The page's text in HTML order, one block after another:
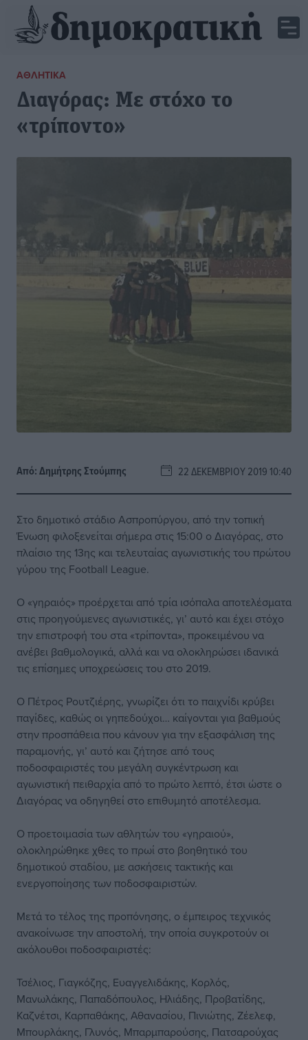
ΑΘΛΗΤΙΚΆ
Διαγόρας: Με στόχο το
«τρίποντο»
Από:Δημήτρης Στούμπης 22 ΔΕΚΕΜΒΡΊΟΥ 2019 10:40
Στο δημοτικό στάδιο Ασπροπύργου, από την τοπική
Ένωση φιλοξενείται σήμερα στις 15:00 ο Διαγόρας, στο
πλαίσιο της 13ης και τελευταίας αγωνιστικής του πρώτου
γύρου της Football League.
Ο «γηραιός» προέρχεται από τρία ισόπαλα αποτελέσματα
στις προηγούμενες αγωνιστικές, γι’ αυτό και έχει στόχο
την επιστροφή του στα «τρίποντα», προκειμένου να
ανέβει βαθμολογικά, αλλά και να ολοκληρώσει ιδανικά
τις επίσημες υποχρεώσεις του στο 2019.
Ο Πέτρος Ρουτζιέρης, γνωρίζει ότι το παιχνίδι κρύβει
παγίδες, καθώς οι γηπεδούχοι… καίγονται για βαθμούς
στην προσπάθεια που κάνουν για την εξασφάλιση της
παραμονής, γι’ αυτό και ζήτησε από τους
ποδοσφαιριστές του μεγάλη συγκέντρωση και
αγωνιστική πειθαρχία από το πρώτο λεπτό, έτσι ώστε ο
Διαγόρας να οδηγηθεί στο επιθυμητό αποτέλεσμα.
Ο προετοιμασία των αθλητών του «γηραιού»,
ολοκληρώθηκε χθες το πρωί στο βοηθητικό του
δημοτικού σταδίου, με ασκήσεις τακτικής και
ενεργοποίησης των ποδοσφαιριστών.
Μετά το τέλος της προπόνησης, ο έμπειρος τεχνικός
ανακοίνωσε την αποστολή, την οποία συγκροτούν οι
ακόλουθοι ποδοσφαιριστές:
Τσέλιος, Γιαγκόζης, Ευαγγελιδάκης, Κορλός,
Μανωλάκης, Παπαδόπουλος, Ηλιάδης, Προβατίδης,
Καζνέτσι, Καρπαθάκης, Αθανασίου, Πινιώτης, Ζέελεφ,
Μπουρλάκης, Γλυνός, Μπαρμπαρούσης, Πατσαρούχας